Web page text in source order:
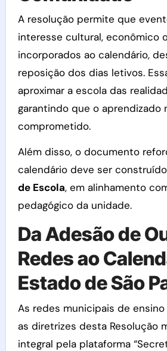
A resolução permite que
interesse cultural, econômico
incorporados ao calendário,
reposição dos dias letivos.
aproximar a escola das
garantindo que o aprendizado
comprometido.
Além disso, o documento
calendário deve ser
de Escola, em alinhamento
pedagógico da unidade.
Da Adesão de
Redes ao
Estado de São
As redes municipais de
as diretrizes desta Resolução
integral pela plataforma